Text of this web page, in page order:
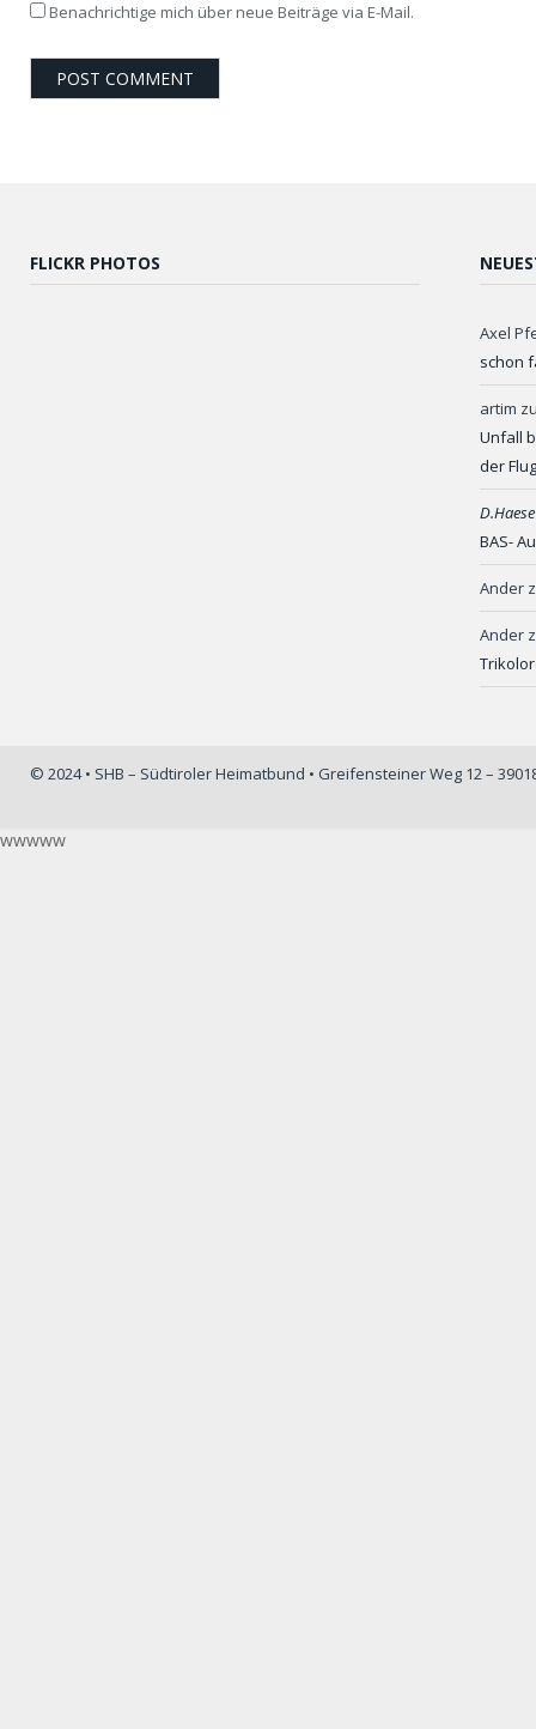
Benachrichtige mich über neue Beiträge via E-Mail.
FLICKR PHOTOS
Axel
schon
artim
Unfall
der
BAS-
Ander
Ander
© 2024 • SHB – Südtiroler Heimatbund • Greifensteiner Weg 12 –
wwwww